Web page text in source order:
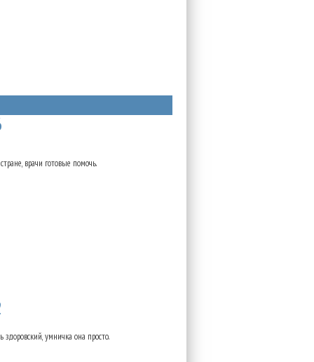
врачи готовые помочь.
умничка она просто.